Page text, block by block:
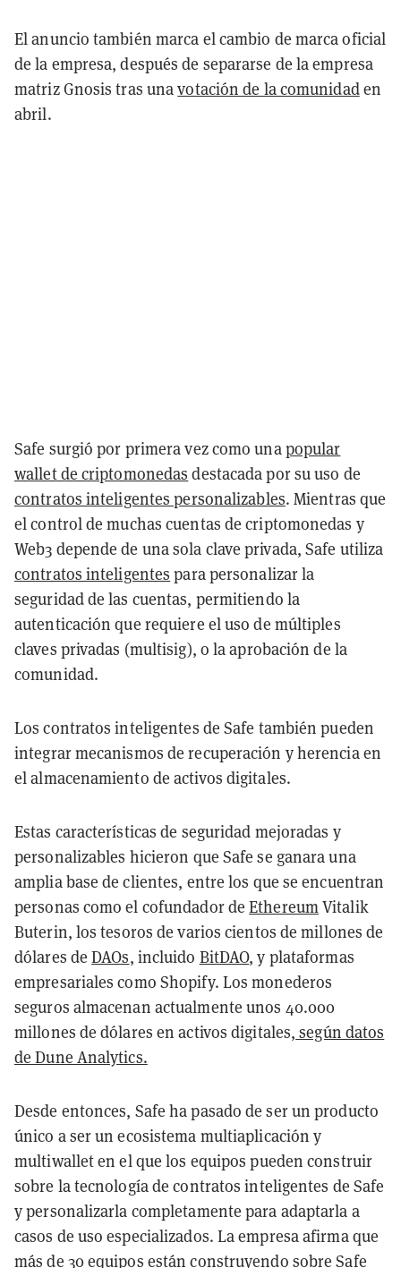
El anuncio también marca el cambio de marca oficial
de la empresa, después de separarse de la empresa
matriz Gnosis tras unavotación de la comunidaden
abril.
Safe surgió por primera vez como una popular
wallet de criptomonedas destacada por su uso de
contratos inteligentes personalizables. Mientras que
el control de muchas cuentas de criptomonedas y
Web3 depende de una sola clave privada, Safe utiliza
contratos inteligentes para personalizar la
seguridad de las cuentas, permitiendo la
autenticación que requiere el uso de múltiples
claves privadas (multisig), o la aprobación de la
comunidad.
Los contratos inteligentes de Safe también pueden
integrar mecanismos de recuperación y herencia en
el almacenamiento de activos digitales.
Estas características de seguridad mejoradas y
personalizables hicieron que Safe se ganara una
amplia base de clientes, entre los que se encuentran
personas como el cofundador deEthereum Vitalik
Buterin, los tesoros de varios cientos de millones de
dólares deDAOs, incluido BitDAO, y plataformas
empresariales como Shopify. Los monederos
seguros almacenan actualmente unos 40.000
millones de dólares en activos digitales, según datos
de Dune Analytics.
Desde entonces, Safe ha pasado de ser un producto
único a ser un ecosistema multiaplicación y
multiwallet en el que los equipos pueden construir
sobre la tecnología de contratos inteligentes de Safe
y personalizarla completamente para adaptarla a
casos de uso especializados. La empresa afirma que
más de 30 equipos están construyendo sobre Safe